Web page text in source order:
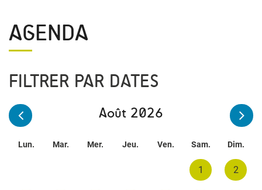
AGENDA
FILTRER PAR DATES
Août 2026
Lun. Mar. Mer. Jeu. Ven. Sam. Dim.
1 2